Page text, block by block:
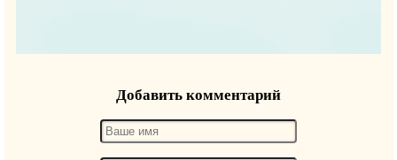
Добавить комментарий